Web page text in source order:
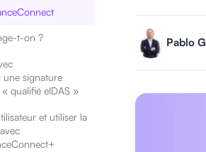
t-on ?
signature
qualifié eIDAS »
et utiliser la
Pablo